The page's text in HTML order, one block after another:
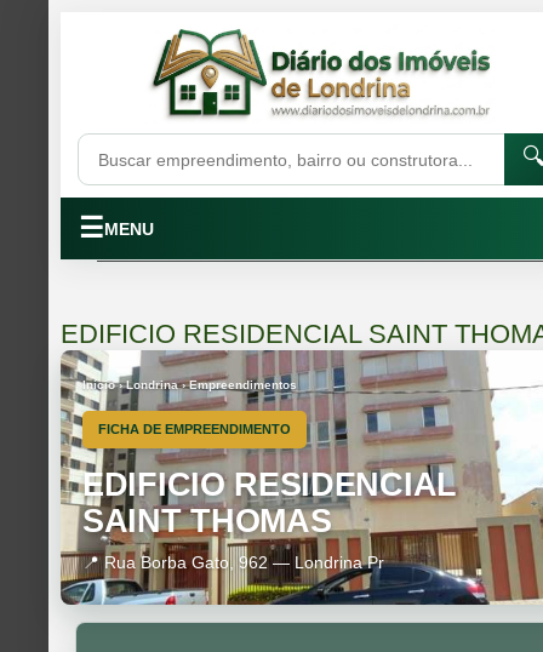
☰MENU
EDIFICIO RESIDENCIAL SAINT
Início › Londrina › Empreendimentos
FICHA DE EMPREENDIMENTO
EDIFICIO RESIDENCIAL
SAINT THOMAS
📍 Rua Borba Gato, 962 — Londrina Pr